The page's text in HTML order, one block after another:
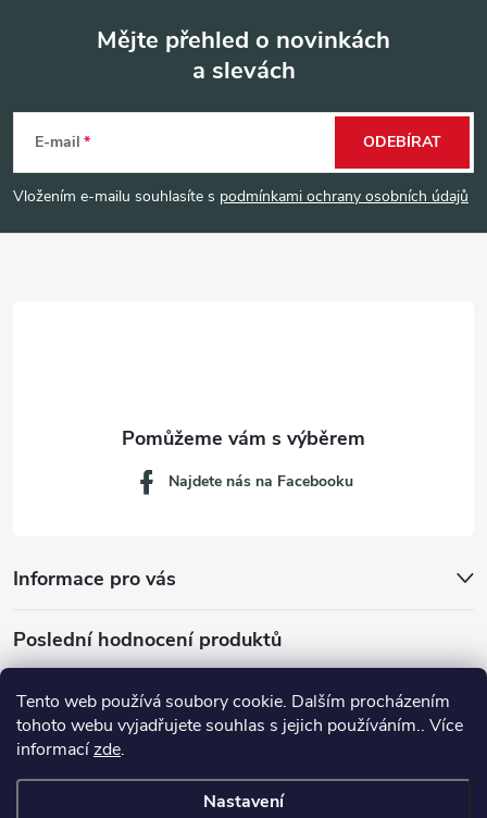
Tento web používá soubory cookie. Dalším procházením
tohoto webu vyjadřujete souhlas s jejich používáním.. Více
informacízde.
Nastavení
p
Mějte přehled o novinkách
a slevách
E-mail
Vložením e-mailu souhlasíte s podmínkami ochrany osobních údajů
ODEBÍRAT
Informace pro vás
Najdete nás na Facebooku
Poslední hodnocení produktů
Dávkovací lžička na mletou kávu 53132C8134